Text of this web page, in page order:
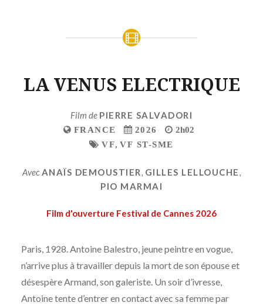
LA VENUS ELECTRIQUE
Film de PIERRE SALVADORI
FRANCE 2026
2h02
VF,VF ST-SME
AvecANAÏS DEMOUSTIER, GILLES LELLOUCHE,
PIO MARMAI
Film d'ouverture Festival de Cannes 2026
Paris, 1928. Antoine Balestro, jeune peintre en vogue,
n’arrive plus à travailler depuis la mort de son épouse et
désespère Armand, son galeriste. Un soir d’ivresse,
Antoine tente d’entrer en contact avec sa femme par